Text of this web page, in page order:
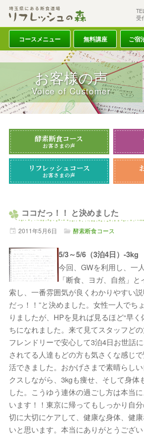
受
コースメニュー 無料講座 ご宿
お客様の声
Voice of Customer
酵素断食コース
お客さまの声
リフレッシュコース
お客さまの声
ココだっ！！ と決めました
2011年5月6日 酵素断食コース
5/3～5/6（3泊4日）-
今回、GWを利用し、一
「断食、ヨガ、自然」と
索し、一番雰囲気が良くわかりやすい説
だっ！！”と決めました。女性一人でち
りましたが、HPを見れば見るほど“早
ちになれました。来て見てスタッフど
フレンドリーで安心して3泊4日お世話
されてる人達もどの方も気さくな感じ
活できました。おかげさまで素晴らし
クスしながら、3kgも痩せ、そして身体
した。こうゆう連休の過ごし方は本当
います！！東京に帰ってもしっかり自
切に大切にケアして、健康な身体、健
いと思います。本当にありがとうござい